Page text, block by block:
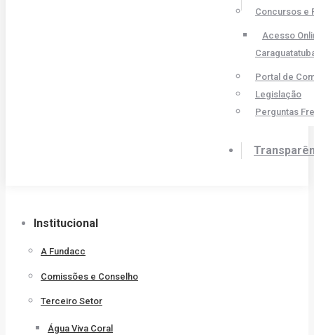
Concursos e
Acesso
Portal de
Legislação
Perguntas
Institucional
A Fundacc
Comissões e Conselho
Terceiro Setor
Água Viva Coral